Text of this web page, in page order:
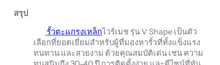
สรุป
รั้วตะแกรงเหล็กไวร์เมช รุ่น V Shape เป็นตัว
เลือกที่ยอดเยี่ยมสำหรับผู้ที่มองหารั้วที่ทั้งแข็งแรง
ทนทาน และสวยงาม ด้วยคุณสมบัติเด่น เช่น ความ